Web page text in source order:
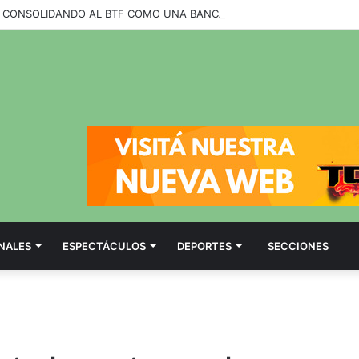
ESPECTÁCULOS DEPORTES SECCIONES